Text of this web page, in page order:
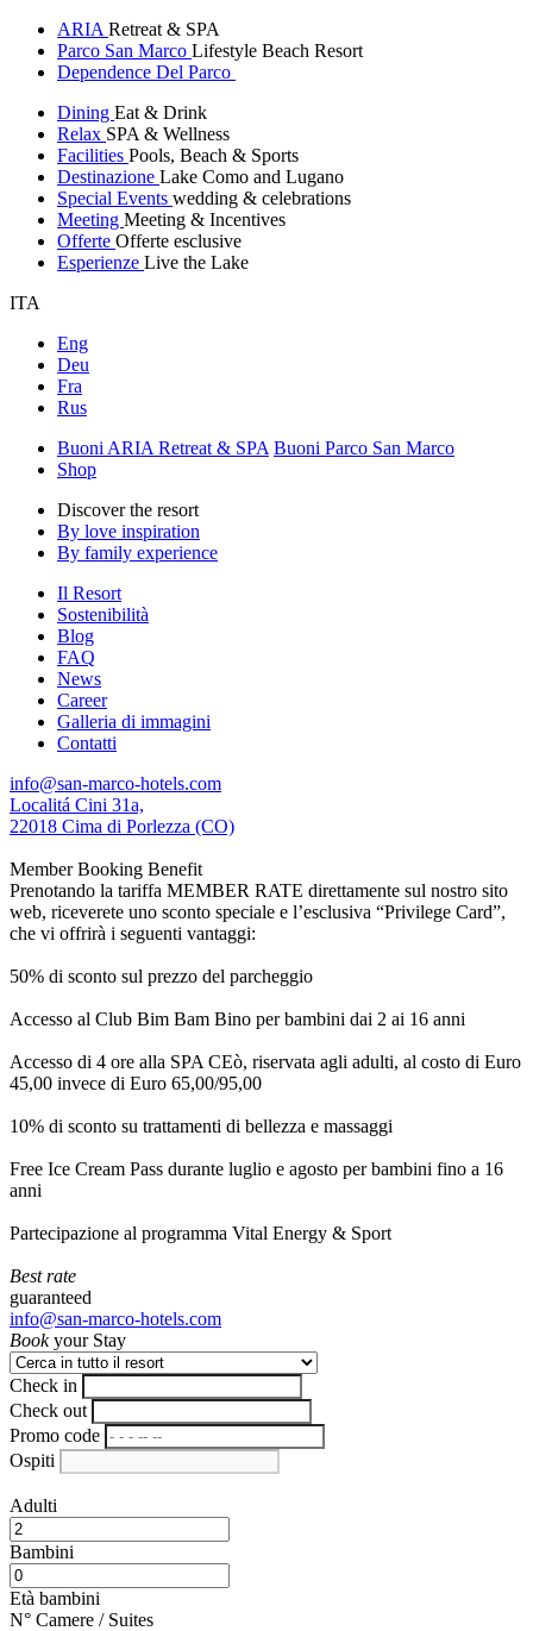
ARIA Retreat & SPA
Parco San Marco Lifestyle Beach Resort
Dependence Del Parco
Dining Eat & Drink
Relax SPA & Wellness
Facilities Pools, Beach & Sports
Destinazione Lake Como and Lugano
Special Events wedding & celebrations
Meeting Meeting & Incentives
Offerte Offerte esclusive
Esperienze Live the Lake
ITA
Eng
Deu
Fra
Rus
Buoni ARIA Retreat & SPA Buoni Parco San Marco
Shop
Discover the resort
By love inspiration
By family experience
Il Resort
Sostenibilità
Blog
FAQ
News
Career
Galleria di immagini
Contatti
info@san-marco-hotels.com
Localitá Cini 31a,
22018 Cima di Porlezza (CO)
Member Booking Benefit
Prenotando la tariffa MEMBER RATE direttamente sul nostro sito
web, riceverete uno sconto speciale e l’esclusiva “Privilege Card”,
che vi offrirà i seguenti vantaggi:
50% di sconto sul prezzo del parcheggio
Accesso al Club Bim Bam Bino per bambini dai 2 ai 16 anni
Accesso di 4 ore alla SPA CEò, riservata agli adulti, al costo di Euro
45,00 invece di Euro 65,00/95,00
10% di sconto su trattamenti di bellezza e massaggi
Free Ice Cream Pass durante luglio e agosto per bambini fino a 16
anni
Partecipazione al programma Vital Energy & Sport
Best rate
guaranteed
info@san-marco-hotels.com
Bookyour Stay
Check in
Check out
Promo code
Ospiti
Adulti
Bambini
Età bambini
N° Camere / Suites